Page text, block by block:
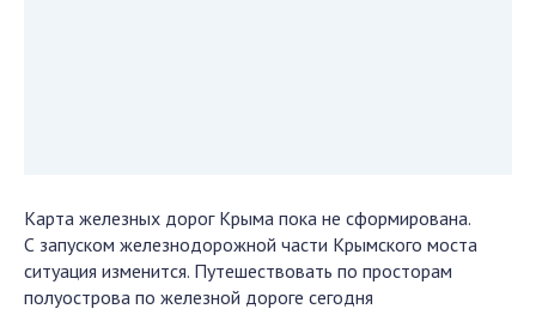
Карта железных дорог Крыма пока не сформирована.
С запуском железнодорожной части Крымского моста
ситуация изменится. Путешествовать по просторам
полуострова по железной дороге сегодня